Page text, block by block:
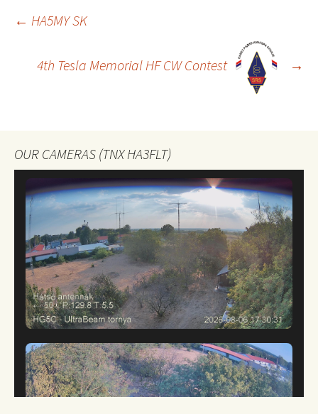
Bejegyzés
navigáció
← HA5MY SK
4th Tesla Memorial HF CW Contest →
OUR CAMERAS (TNX HA3FLT)